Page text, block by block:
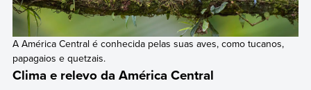
A América Central é conhecida pelas suas aves, como tucanos,
papagaios e quetzais.
Clima e relevo da América Central